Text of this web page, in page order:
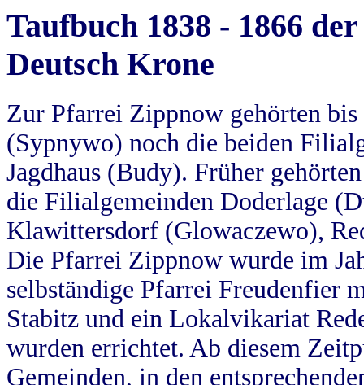
Taufbuch 1838 - 1866
Deutsch Krone
Zur Pfarrei Zippnow gehörten
(Sypnywo) noch die beiden
Jagdhaus (Budy). Früher
die Filialgemeinden Doderlage
Klawittersdorf (Glowaczewo),
Die Pfarrei Zippnow wurde im
selbständige Pfarrei Freudenfier
Stabitz und ein Lokalvikariat
wurden errichtet. Ab diesem
Gemeinden, in den